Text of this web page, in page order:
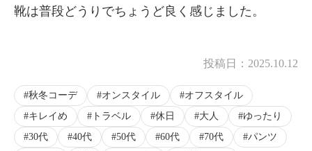
靴は普段どうりでちょうど良く感じました。
投稿日： 2025.10.12
秋冬コーデ オンスタイル
オフスタイル
キレイめ
トラベル 休日 大人
ゆったり
30代
40代 50代 60代 70代
パンツ